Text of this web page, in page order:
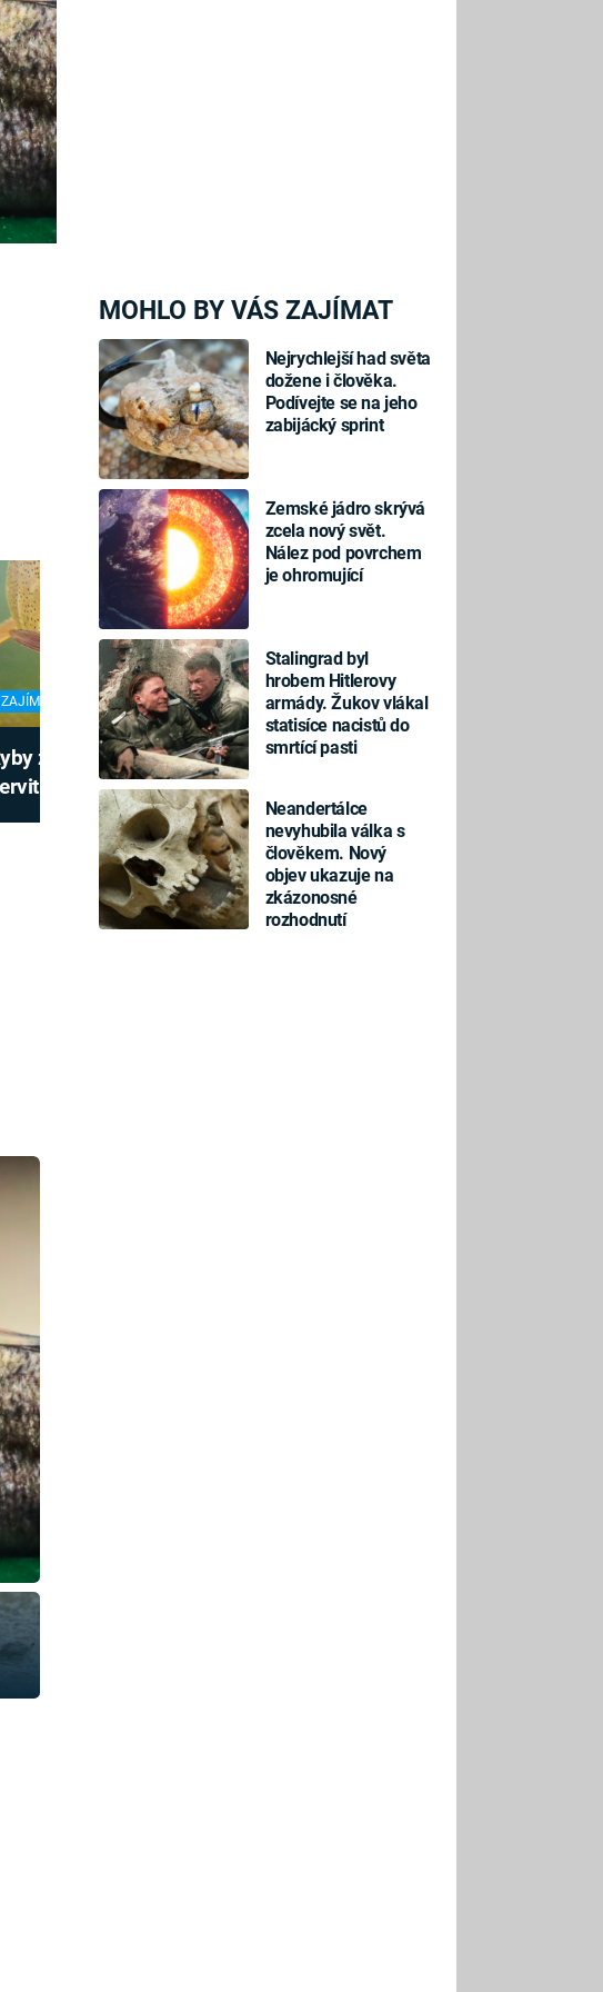
MOHLO BY VÁS ZAJÍMAT
Nejrychlejší had světa
dožene i člověka.
Podívejte se na jeho
zabijácký sprint
Zemské jádro skrývá
zcela nový svět.
Nález pod povrchem
je ohromující
Stalingrad byl
hrobem Hitlerovy
armády. Žukov vlákal
statisíce nacistů do
smrtící pasti
Neandertálce
nevyhubila válka s
člověkem. Nový
objev ukazuje na
zkázonosné
rozhodnutí
ZAJÍMAVOSTI
začínají být závislé na
a kokainu. Češi zjistili,
co se s nimi děje
ZAJÍMAVOSTI
Proč vybuchují velryby?
řízeným náložím